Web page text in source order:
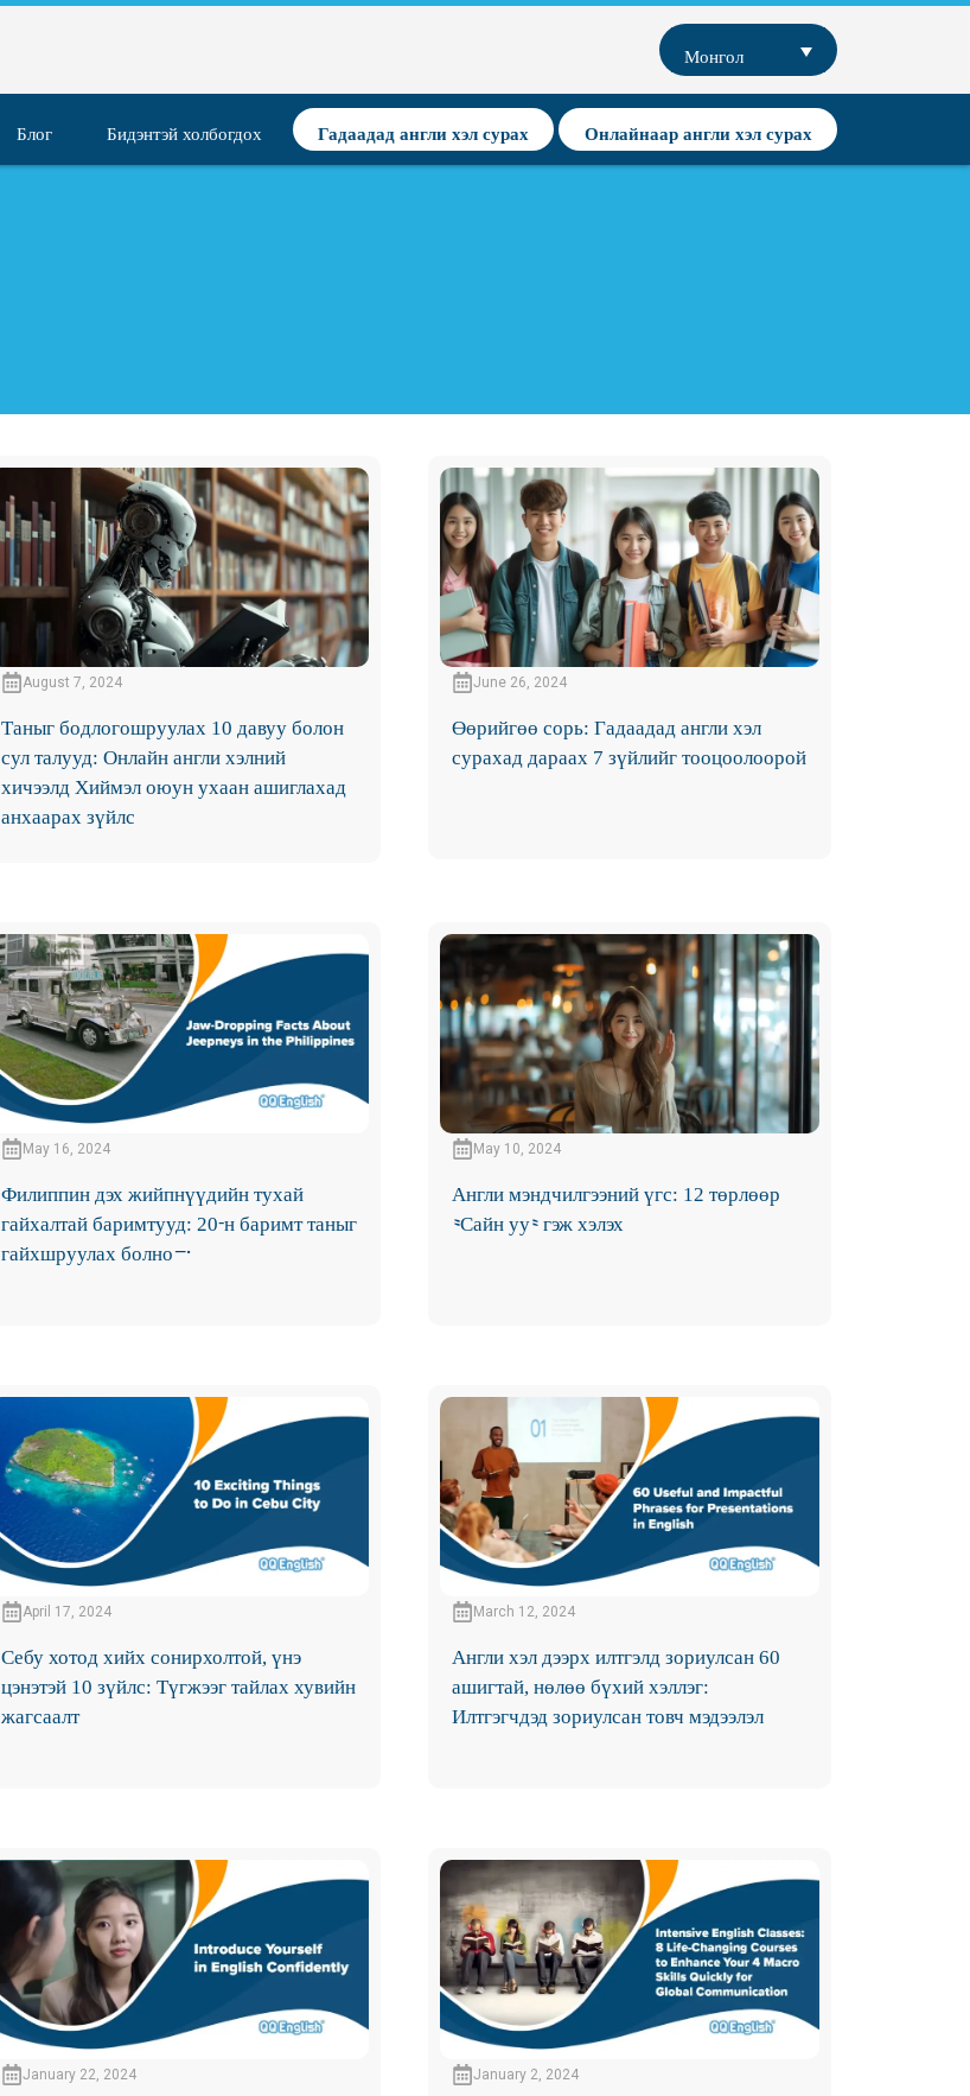
Монгол
Блог Бидэнтэй холбогдох Гадаадад англи хэл сурах Онлайнаар англи хэл сурах
August 7, 2024
Таныг бодлогошруулах 10 давуу болон
сул талууд: Онлайн англи хэлний
хичээлд Хиймэл оюун ухаан ашиглахад
анхаарах зүйлс
June 26, 2024
Өөрийгөө сорь: Гадаадад англи хэл
сурахад дараах 7 зүйлийг тооцоолоорой
May 16, 2024
Филиппин дэх жийпнүүдийн тухай
гайхалтай баримтууд: 20-н баримт таныг
гайхшруулах болно!
May 10, 2024
Англи мэндчилгээний үгс: 12 төрлөөр
“Сайн уу” гэж хэлэх
April 17, 2024
Себу хотод хийх сонирхолтой, үнэ
цэнэтэй 10 зүйлс: Түгжээг тайлах хувийн
жагсаалт
March 12, 2024
Англи хэл дээрх илтгэлд зориулсан 60
ашигтай, нөлөө бүхий хэллэг:
Илтгэгчдэд зориулсан товч мэдээлэл
January 22, 2024 January 2, 2024